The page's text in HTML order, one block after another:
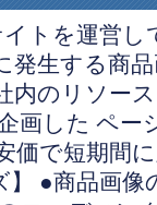
イトを運営
発生する商
内のリソー
画した ペー
価で短期間
●商品画像